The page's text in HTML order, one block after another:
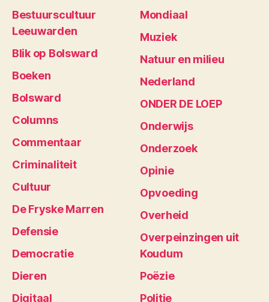
Bestuurscultuur
Leeuwarden
Blik op Bolsward
Boeken
Bolsward
Columns
Commentaar
Criminaliteit
Cultuur
De Fryske Marren
Defensie
Democratie
Dieren
Digitaal
Mondiaal
Muziek
Natuur en milieu
Nederland
ONDER DE LOEP
Onderwijs
Onderzoek
Opinie
Opvoeding
Overheid
Overpeinzingen uit
Koudum
Poëzie
Politie